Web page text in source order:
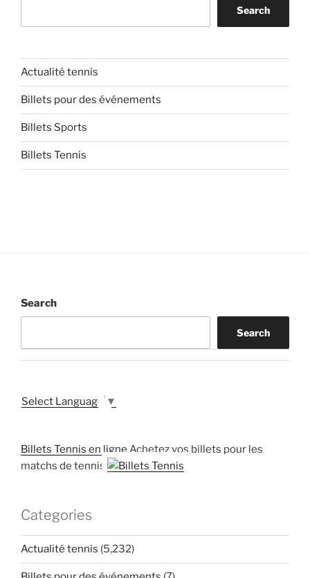
Search
Actualité tennis
Billets pour des événements
Billets Sports
Billets Tennis
Search
Search
Select Language ▼
Billets Tennis en ligne Achetez vos billets pour les
matchs de tennis
Categories
Actualité tennis (5,232)